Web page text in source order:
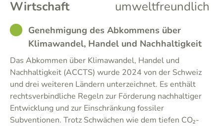
Wirtschaft
umweltfreundlich
GOODGenehmigung des Abkommens über
Klimawandel, Handel und Nachhaltigkeit
Das Abkommen über Klimawandel, Handel und
Nachhaltigkeit (ACCTS) wurde 2024 von der Schweiz
und drei weiteren Ländern unterzeichnet. Es enthält
rechtsverbindliche Regeln zur Förderung nachhaltiger
Entwicklung und zur Einschränkung fossiler
Subventionen. Trotz Schwächen wie dem tiefen CO₂-